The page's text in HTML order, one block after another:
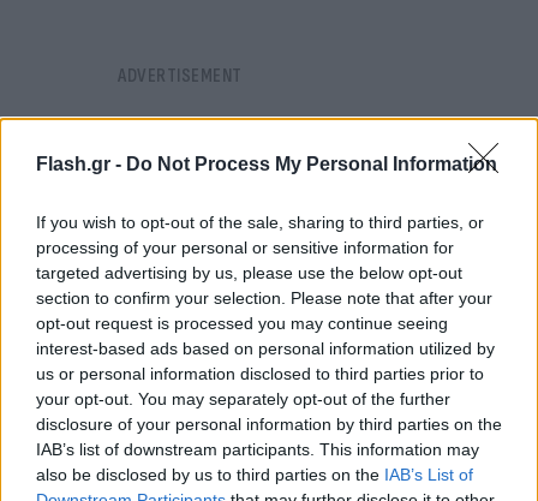
Flash.gr - Do Not Process My Personal Information
If you wish to opt-out of the sale, sharing to third parties, or
processing of your personal or sensitive information for
targeted advertising by us, please use the below opt-out
section to confirm your selection. Please note that after your
opt-out request is processed you may continue seeing
interest-based ads based on personal information utilized by
us or personal information disclosed to third parties prior to
your opt-out. You may separately opt-out of the further
disclosure of your personal information by third parties on the
IAB’s list of downstream participants. This information may
also be disclosed by us to third parties on the IAB’s List of
Φωτογραφίες που έδωσε στη δημοσιότητα η